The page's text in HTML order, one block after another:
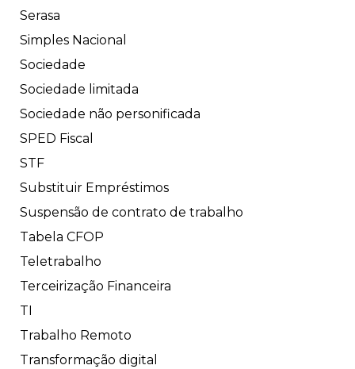
Serasa
Simples Nacional
Sociedade
Sociedade limitada
Sociedade não personificada
SPED Fiscal
STF
Substituir Empréstimos
Suspensão de contrato de trabalho
Tabela CFOP
Teletrabalho
Terceirização Financeira
TI
Trabalho Remoto
Transformação digital